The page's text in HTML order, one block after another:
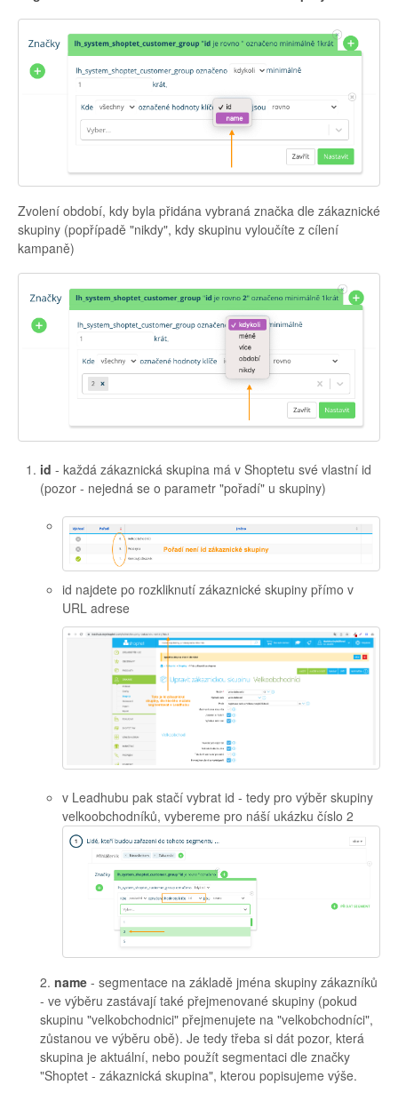
Zvolení období, kdy byla přidána vybraná značka dle zákaznické
skupiny (popřípadě "nikdy", kdy skupinu vyloučíte z cílení
kampaně)
id - každá zákaznická skupina má v Shoptetu své vlastní id
(pozor - nejedná se o parametr "pořadí" u skupiny)
id najdete po rozkliknutí zákaznické skupiny přímo v
URL adrese
v Leadhubu pak stačí vybrat id - tedy pro výběr skupiny
velkoobchodníků, vybereme pro náší ukázku číslo 2
2. name - segmentace na základě jména skupiny zákazníků
- ve výběru zastávají také přejmenované skupiny (pokud
skupinu "velkobchodnici" přejmenujete na "velkobchodníci",
zůstanou ve výběru obě). Je tedy třeba si dát pozor, která
skupina je aktuální, nebo použít segmentaci dle značky
"Shoptet - zákaznická skupina", kterou popisujeme výše.